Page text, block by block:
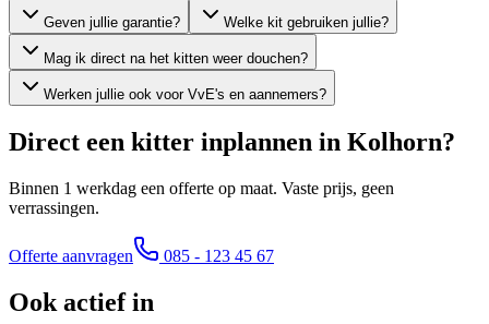
Geven jullie garantie? Welke kit gebruiken jullie?
Mag ik direct na het kitten weer douchen?
Werken jullie ook voor VvE's en aannemers?
Direct een kitter inplannen in Kolhorn?
Binnen 1 werkdag een offerte op maat. Vaste prijs, geen
verrassingen.
Offerte aanvragen 085 - 123 45 67
Ook actief in